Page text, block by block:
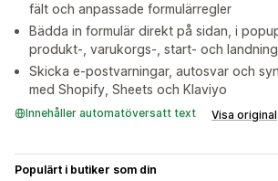
fält och anpassade formulärregler
Bädda in formulär direkt på sidan, i
produkt-, varukorgs-, start- och
Skicka e-postvarningar, autosvar och
med Shopify, Sheets och Klaviyo
Innehåller automatöversatt text Visa original
Populärt i butiker som din